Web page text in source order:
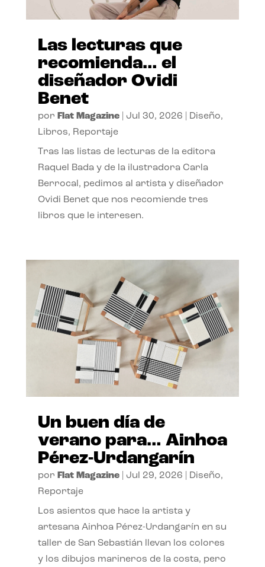
Las lecturas que
recomienda… el
diseñador Ovidi
Benet
por Flat Magazine| Jul 30, 2026 Diseño,
Libros, Reportaje
Tras las listas de lecturas de la editora
Raquel Bada y de la ilustradora Carla
Berrocal, pedimos al artista y diseñador
Ovidi Benet que nos recomiende tres
libros que le interesen.
Un buen día de
verano para… Ainhoa
Pérez-Urdangarín
por Flat Magazine| Jul 29, 2026 Diseño,
Reportaje
Los asientos que hace la artista y
artesana Ainhoa Pérez-Urdangarín en su
taller de San Sebastián llevan los colores
y los dibujos marineros de la costa, pero